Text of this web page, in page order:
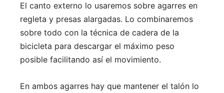
El canto externo lo usaremos sobre agarres en
regleta y presas alargadas. Lo combinaremos
sobre todo con la técnica de cadera de la
bicicleta para descargar el máximo peso
posible facilitando así el movimiento.
En ambos agarres hay que mantener el talón lo